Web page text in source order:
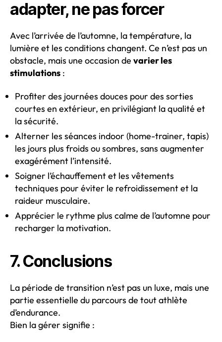
adapter, ne pas forcer
Avec l’arrivée de l’automne, la température, la
lumière et les conditions changent. Ce n’est pas un
obstacle, mais une occasion de varier les
stimulations :
Profiter des journées douces pour des sorties
courtes en extérieur, en privilégiant la qualité et
la sécurité.
Alterner les séances indoor (home-trainer, tapis)
les jours plus froids ou sombres, sans augmenter
exagérément l’intensité.
Soigner l’échauffement et les vêtements
techniques pour éviter le refroidissement et la
raideur musculaire.
Apprécier le rythme plus calme de l’automne pour
recharger la motivation.
7. Conclusions
La période de transition n’est pas un luxe, mais une
partie essentielle du parcours de tout athlète
d’endurance.
Bien la gérer signifie :